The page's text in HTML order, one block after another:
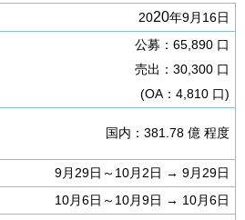
2020年9月16日
公募：65,890 口
売出：30,300 口
(OA：4,810 口)
国内：381.78 億 程度
9月29日～10月2日 → 9月29日
10月6日～10月9日 → 10月6日